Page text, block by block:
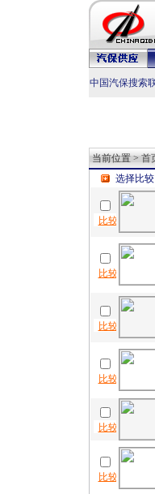
中国汽保搜索
当前位置 > 首
选择比较